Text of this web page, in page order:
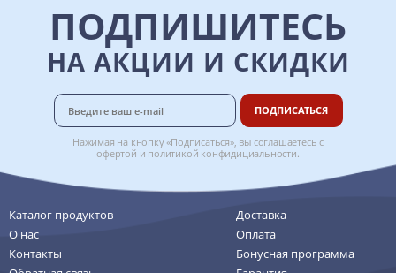
ПОДПИШИТЕСЬ
НА АКЦИИ И СКИДКИ
ПОДПИСАТЬСЯ
Нажимая на кнопку «Подписаться», вы соглашаетесь с
офертой и политикой конфидициальности.
Каталог продуктов
О нас
Контакты
Доставка
Оплата
Бонусная программа